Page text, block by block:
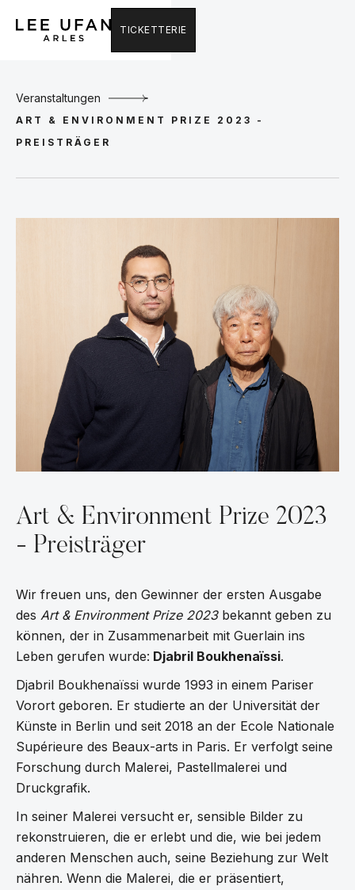
TICKETTERIE
Veranstaltungen
ART & ENVIRONMENT PRIZE 2023 -
PREISTRÄGER
Art & Environment Prize 2023
- Preisträger
Wir freuen uns, den Gewinner der ersten Ausgabe
des Art & Environment Prize 2023bekannt geben zu
können, der in Zusammenarbeit mit Guerlain ins
Leben gerufen wurde: Djabril Boukhenaïssi.
Djabril Boukhenaïssi wurde 1993 in einem Pariser
Vorort geboren. Er studierte an der Universität der
Künste in Berlin und seit 2018 an der Ecole Nationale
Supérieure des Beaux-arts in Paris. Er verfolgt seine
Forschung durch Malerei, Pastellmalerei und
Druckgrafik.
In seiner Malerei versucht er, sensible Bilder zu
rekonstruieren, die er erlebt und die, wie bei jedem
anderen Menschen auch, seine Beziehung zur Welt
nähren. Wenn die Malerei, die er präsentiert,